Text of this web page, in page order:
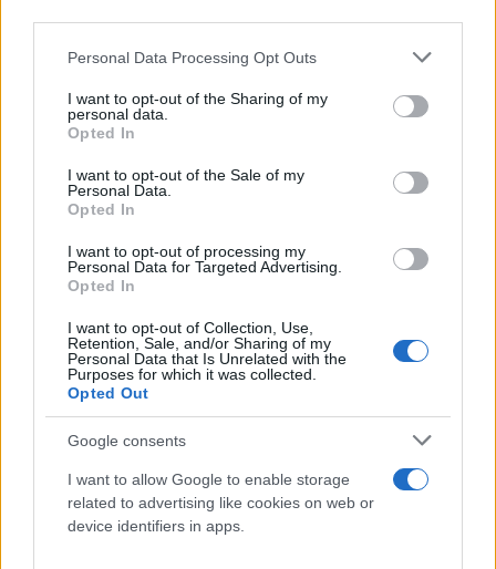
Please note that this website/app uses one or more Google
not limited to your visit or usage behaviour. You may click to
grant or deny consent to Google and its third-party tags to
use your data for below specified purposes in below Google
consent section.
Personal Data Processing Opt Outs
I want to opt-out of the Sharing of my
personal data.
Opted In
I want to opt-out of the Sale of my
Personal Data.
Opted In
I want to opt-out of processing my
Personal Data for Targeted Advertising.
Opted In
I want to opt-out of Collection, Use,
Retention, Sale, and/or Sharing of my
Personal Data that Is Unrelated with the
Purposes for which it was collected.
Opted Out
Google consents
I want to allow Google to enable storage
related to advertising like cookies on web or
device identifiers in apps.
Γλυφάδα: Άγνωστοι βανδάλισαν σχολικό
συγκρότημα και έκλεψαν χρήματα και
υπολογιστές
Αντιμέτωποι με εκτεταμένες ζημιές και βανδαλισμούς βρέθηκαν
εκπαιδευτικοί σε σχολικό συγκρότημα της Γλυφάδας, μετά από
διάρρηξη αγνώστων.
14.04.2026 16:08